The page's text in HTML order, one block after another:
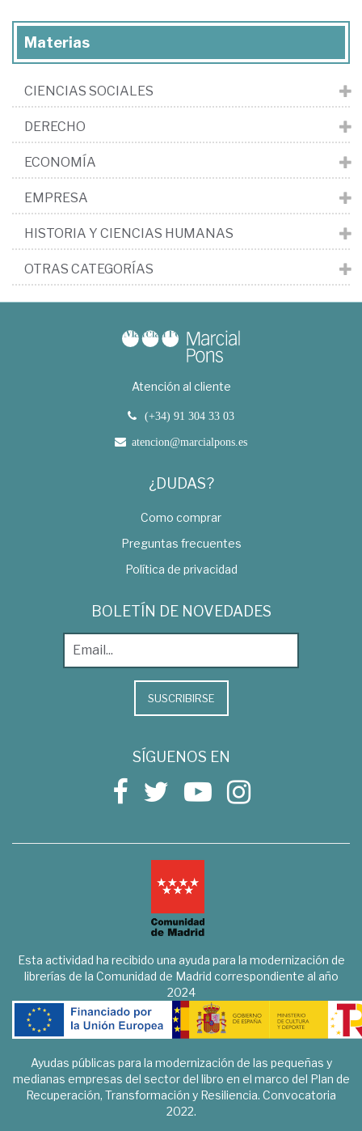
Materias
CIENCIAS SOCIALES
DERECHO
ECONOMÍA
EMPRESA
HISTORIA Y CIENCIAS HUMANAS
OTRAS CATEGORÍAS
Atención al cliente
(+34) 91 304 33 03
atencion@marcialpons.es
¿DUDAS?
Como comprar
Preguntas frecuentes
Política de privacidad
BOLETÍN DE NOVEDADES
SUSCRIBIRSE
SÍGUENOS EN
Esta actividad ha recibido una ayuda para la modernización de
librerías de la Comunidad de Madrid correspondiente al año
2024
Ayudas públicas para la modernización de las pequeñas y
medianas empresas del sector del libro en el marco del Plan de
Recuperación, Transformación y Resiliencia. Convocatoria
2022.